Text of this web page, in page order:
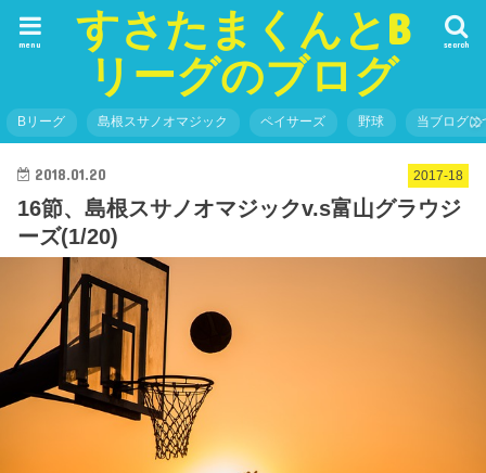
すさたまくんとB
リーグのブログ
search
menu
Bリーグ 島根スサノオマジック ペイサーズ 野球 当ブログに
2017-18
2018.01.20
16節、島根スサノオマジックv.s富山グラウジ
ーズ(1/20)